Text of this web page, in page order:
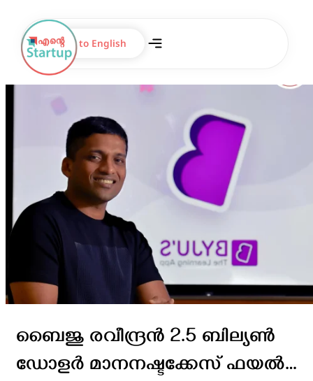
Switch to English
ബൈജു രവീന്ദ്രൻ 2.5 ബില്യൺ
ഡോളർ മാനനഷ്ടക്കേസ് ഫയൽ